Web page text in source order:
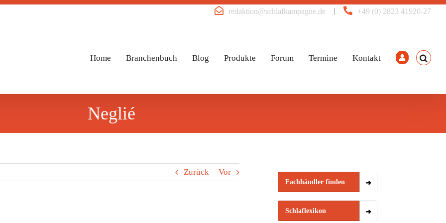
+49 (0) 2823 41920-27
|
redaktion@schlafkampagne.de
Home Branchenbuch Blog Produkte Forum Termine Kontakt
Neglié
Zurück Vor
Fachhändler finden
Schlaflexikon